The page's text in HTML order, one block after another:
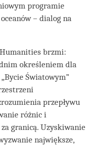
programie
– dialog na
brzmi:
określeniem dla
Światowym”
przepływu
różnic i
granicą. Uzyskiwanie
największe,